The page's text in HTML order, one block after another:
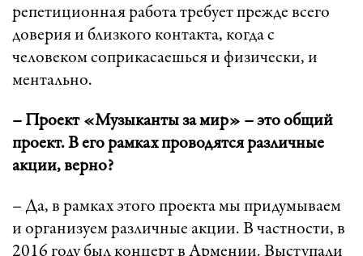
репетиционная работа требует прежде всего
доверия и близкого контакта, когда с
человеком соприкасаешься и физически, и
ментально.
– Проект «Музыканты за мир» – это общий
проект. В его рамках проводятся различные
акции, верно?
– Да, в рамках этого проекта мы придумываем
и организуем различные акции. В частности, в
2016 году был концерт в Армении. Выступали